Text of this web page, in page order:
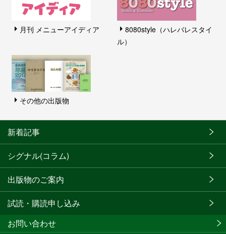
月刊 メニューアイディア
8080style（ハレバレスタイ
ル）
その他の出版物
新着記事
シグナル(コラム)
出版物のご案内
試読・購読申し込み
お問い合わせ